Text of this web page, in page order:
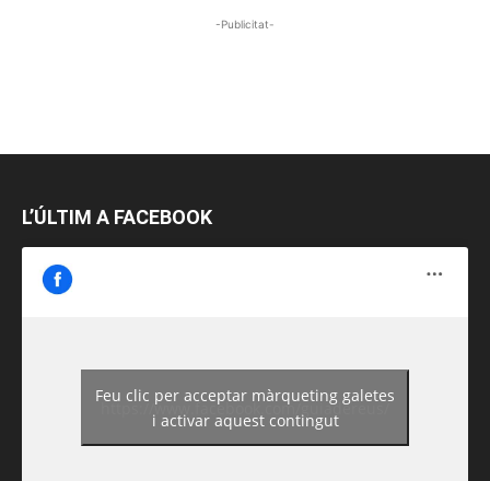
-Publicitat-
L’ÚLTIM A FACEBOOK
https://www.facebook.com/guiadereus/
Feu clic per acceptar màrqueting galetes
i activar aquest contingut